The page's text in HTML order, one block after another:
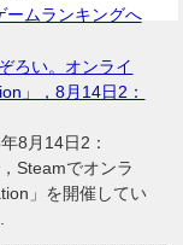
ームランキングへ
ろい。オンライ
」，8月14日2：
8月14日2：
Steamでオンラ
」を開催してい